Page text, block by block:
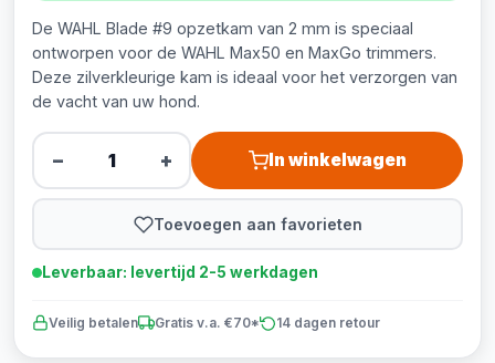
De WAHL Blade #9 opzetkam van 2 mm is speciaal
ontworpen voor de WAHL Max50 en MaxGo trimmers.
Deze zilverkleurige kam is ideaal voor het verzorgen van
de vacht van uw hond.
− + In winkelwagen
Toevoegen aan favorieten
Leverbaar: levertijd 2-5 werkdagen
Veilig betalen Gratis v.a. €70* 14 dagen retour